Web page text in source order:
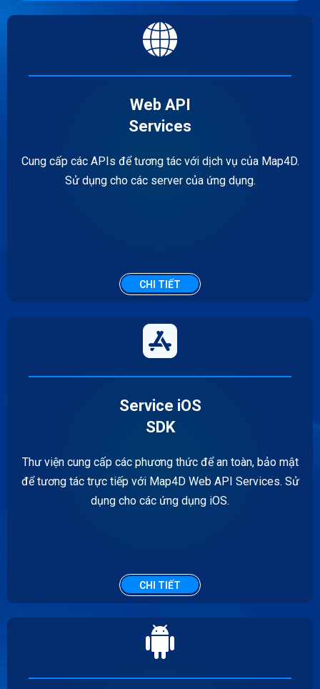
Web API
Services
Cung cấp các APIs để tương tác với dịch vụ của Map4D.
Sử dụng cho các server của ứng dụng.
CHI TIẾT
Service iOS
SDK
Thư viện cung cấp các phương thức để an toàn, bảo mật
để tương tác trực tiếp với Map4D Web API Services. Sử
dụng cho các ứng dụng iOS.
CHI TIẾT